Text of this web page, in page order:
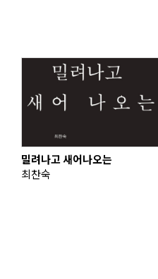
밀려나고 새어나오는
최찬숙